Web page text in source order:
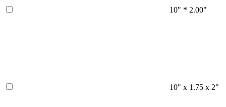
10" * 2.00"
10" x 1.75 x 2"